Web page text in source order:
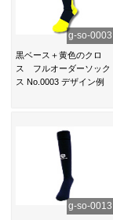
g-so-0003
黒ベース＋黄色のクロ
ス フルオーダーソック
ス No.0003 デザイン例
g-so-0013